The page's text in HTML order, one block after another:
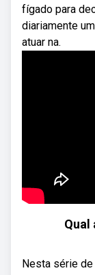
fígado para
diariamente
atuar na.
Qual
Nesta série